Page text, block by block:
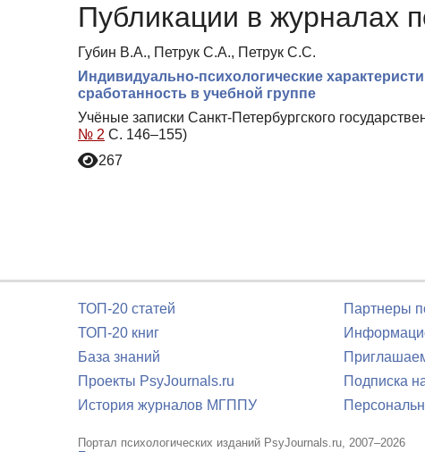
Публикации в журналах
Губин В.А., Петрук С.А., Петрук С.С.
Индивидуально-психологические
сработанность в учебной группе
Учёные записки Санкт-Петербургского
№ 2 С. 146–155)
267
ТОП-20 статей
ТОП-20 книг
База знаний
Проекты PsyJournals.ru
История журналов МГППУ
Партнеры
Подписка
Портал психологических изданий PsyJournals.ru, 2007–2026